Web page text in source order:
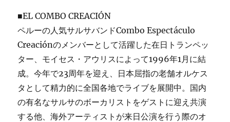
■EL COMBO CREACIÓN
ペルーの人気サルサバンドCombo Espectáculo
Creaciónのメンバーとして活躍した在日トランペッ
ター、モイセス・アウリスによって1996年1月に結
成。今年で23周年を迎え、日本屈指の老舗オルケス
タとして精力的に全国各地でライブを展開中。国内
の有名なサルサのボーカリストをゲストに迎え共演
する他、海外アーティストが来日公演を行う際のオ